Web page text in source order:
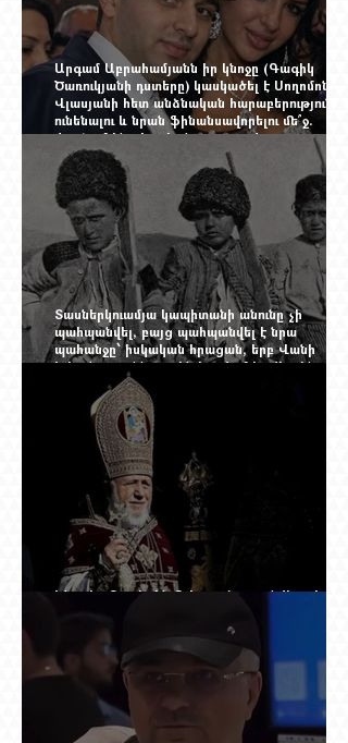
Արգամ Աբրահամյանն իր կնոջը (Գագիկ
Ծառուկյանի դստերը) կասկածել է Սողոմոն
Վլասյանի հետ անձնական հարաբերություններ
ունենալու և նրան ֆինանսավորելու մե՞ջ.
փորձում ենք հասկանալ այսօրվա
խառնիճաղանճ լրահոսը
Տասներկուամյա կապիտանի անունը չի
պահպանվել, բայց պահպանվել է նրա
պահանջը՝ իսկական հրացան, երբ Վանի
իշխանությունն արդեն հաշվում էր վերջին
պաշարները
Ինչպես Գարեգին Բ-ի գործը թողնվեց դեռ